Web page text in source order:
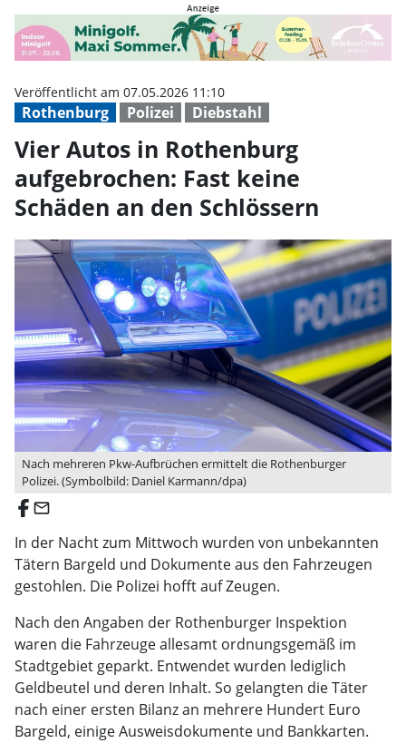
Vier Autos in Rothenburg
Rothenburg Polizei Diebstahl
Veröffentlicht am 07.05.2026 11:10
Vier Autos in Rothenburg
aufgebrochen: Fast keine
Schäden an den Schlössern
Nach mehreren Pkw-Aufbrüchen ermittelt die Rothenburger
Polizei. (Symbolbild: Daniel Karmann/dpa)
email
In der Nacht zum Mittwoch wurden von unbekannten
Tätern Bargeld und Dokumente aus den Fahrzeugen
gestohlen. Die Polizei hofft auf Zeugen.
Nach den Angaben der Rothenburger Inspektion
waren die Fahrzeuge allesamt ordnungsgemäß im
Stadtgebiet geparkt. Entwendet wurden lediglich
Geldbeutel und deren Inhalt. So gelangten die Täter
nach einer ersten Bilanz an mehrere Hundert Euro
Bargeld, einige Ausweisdokumente und Bankkarten.